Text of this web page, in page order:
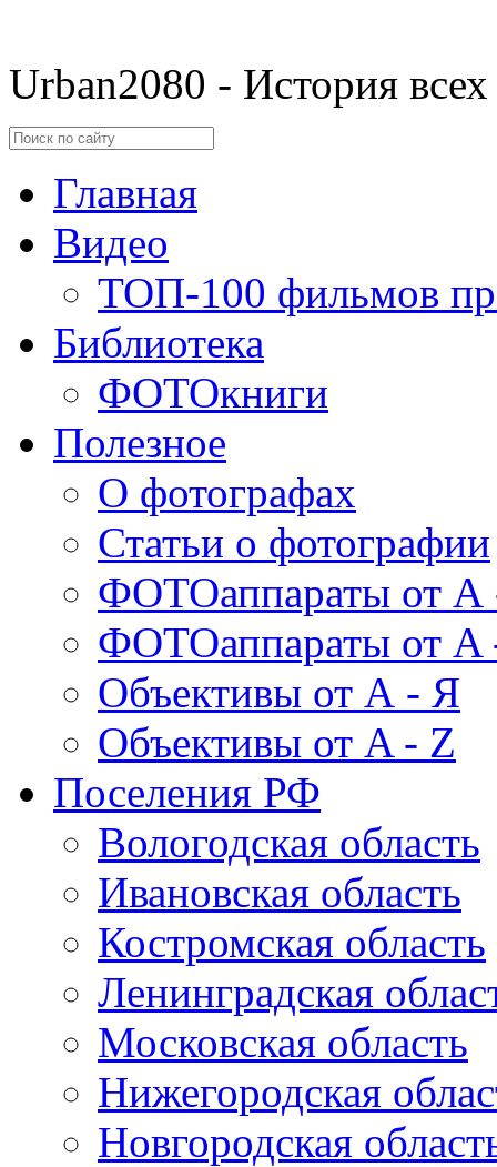
Urban2080 - История
Главная
Видео
ТОП-100 фильмов
Библиотека
ФОТОкниги
Полезное
О фотографах
Статьи о фотографии
ФОТОаппараты от А
ФОТОаппараты от A
Объективы от А - Я
Объективы от A - Z
Поселения РФ
Вологодская область
Ивановская область
Костромская область
Ленинградская
Московская область
Нижегородская
Новгородская